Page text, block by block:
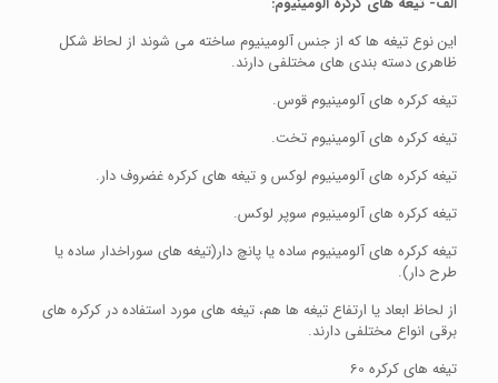
این نوع تیغه ها که از جنس آلومینیوم ساخته می شوند از لحاظ شکل
ظاهری دسته بندی های مختلفی دارند.
تیغه کرکره های آلومینیوم قوس.
تیغه کرکره های آلومینیوم تخت.
تیغه کرکره های آلومینیوم لوکس و تیغه های کرکره غضروف دار.
تیغه کرکره های آلومینیوم سوپر لوکس.
تیغه کرکره های آلومینیوم ساده یا پانچ دار(تیغه های سوراخدار ساده یا
طرح دار).
از لحاظ ابعاد یا ارتفاع تیغه ها هم، تیغه های مورد استفاده در کرکره های
برقی انواع مختلفی دارند.
تیغه های کرکره 60